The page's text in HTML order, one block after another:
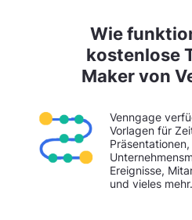
Wie
kostenlose
Maker von
Venngage
Vorlagen für
Präsentationen,
Ereignisse,
und vieles mehr.